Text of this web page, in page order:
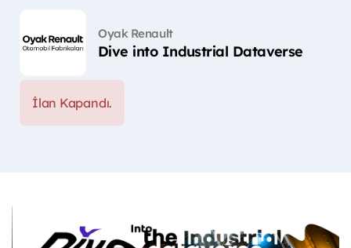
Oyak Renault
Dive into Industrial Dataverse
İlan Kapandı.